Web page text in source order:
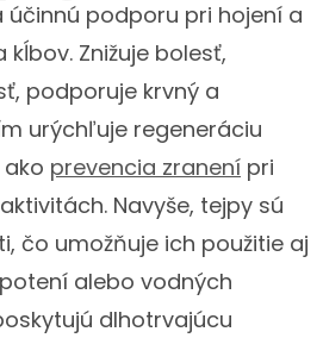
účinnú podporu pri hojení a
Znižuje bolesť,
podporuje krvný a
urýchľuje regeneráciu
ako prevencia zranení pri
Navyše, tejpy sú
čo umožňuje ich použitie aj
alebo vodných
dlhotrvajúcu